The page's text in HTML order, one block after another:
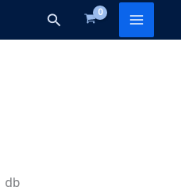
Search
dbSorted